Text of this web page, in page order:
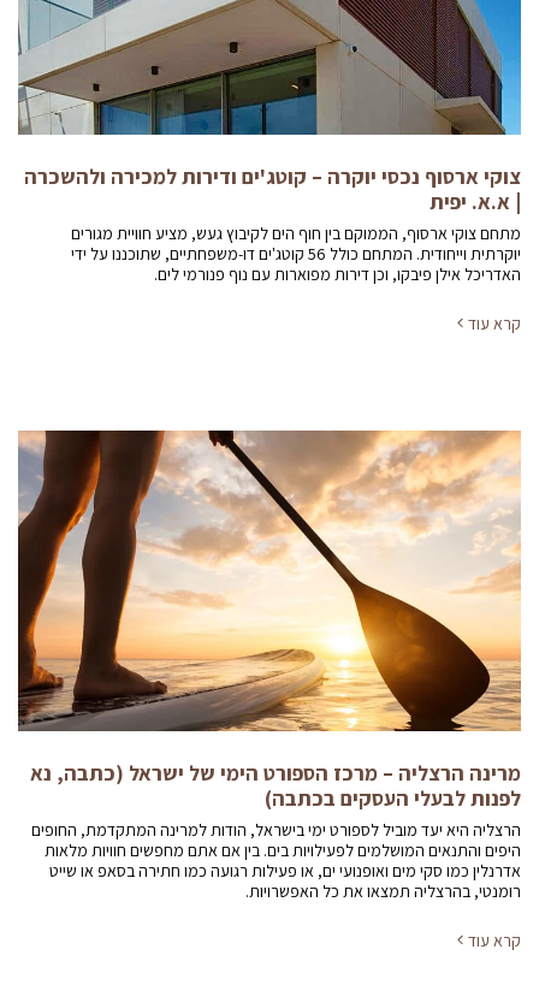
צוקי ארסוף נכסי יוקרה – קוטג'ים ודירות למכירה ולהשכרה
| א.א. יפית
מתחם צוקי ארסוף, הממוקם בין חוף הים לקיבוץ געש, מציע חוויית מגורים
יוקרתית וייחודית. המתחם כולל 56 קוטג'ים דו-משפחתיים, שתוכננו על ידי
האדריכל אילן פיבקו, וכן דירות מפוארות עם נוף פנורמי לים.
קרא עוד
מרינה הרצליה – מרכז הספורט הימי של ישראל (כתבה, נא
לפנות לבעלי העסקים בכתבה)
הרצליה היא יעד מוביל לספורט ימי בישראל, הודות למרינה המתקדמת, החופים
היפים והתנאים המושלמים לפעילויות בים. בין אם אתם מחפשים חוויות מלאות
אדרנלין כמו סקי מים ואופנועי ים, או פעילות רגועה כמו חתירה בסאפ או שייט
רומנטי, בהרצליה תמצאו את כל האפשרויות.
קרא עוד